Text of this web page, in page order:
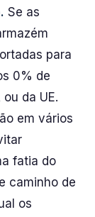
Se as
para
0% de
da UE.
em vários
fatia do
caminho de
os